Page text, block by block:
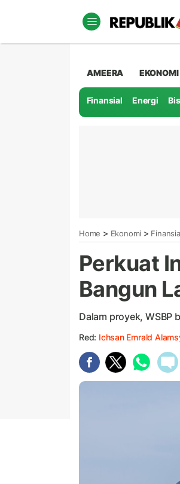
AMEERA
Finansial Energi
Home > Ekonomi >
Perkuat
Bangun
Dalam proyek,
Red: Ichsan Emrald